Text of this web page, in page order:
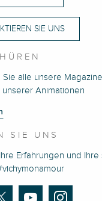
SIE UNS
Sie alle unsere
unserer Animationen
SIE UNS
Erfahrungen und Ihre